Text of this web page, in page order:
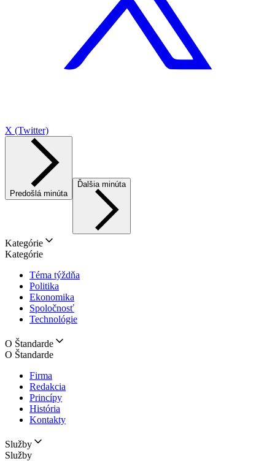
X (Twitter)
Predošlá minúta
Ďalšia minúta
Kategórie
Kategórie
Téma týždňa
Politika
Ekonomika
Spoločnosť
Technológie
O Štandarde
O Štandarde
Firma
Redakcia
Princípy
História
Kontakty
Služby
Služby